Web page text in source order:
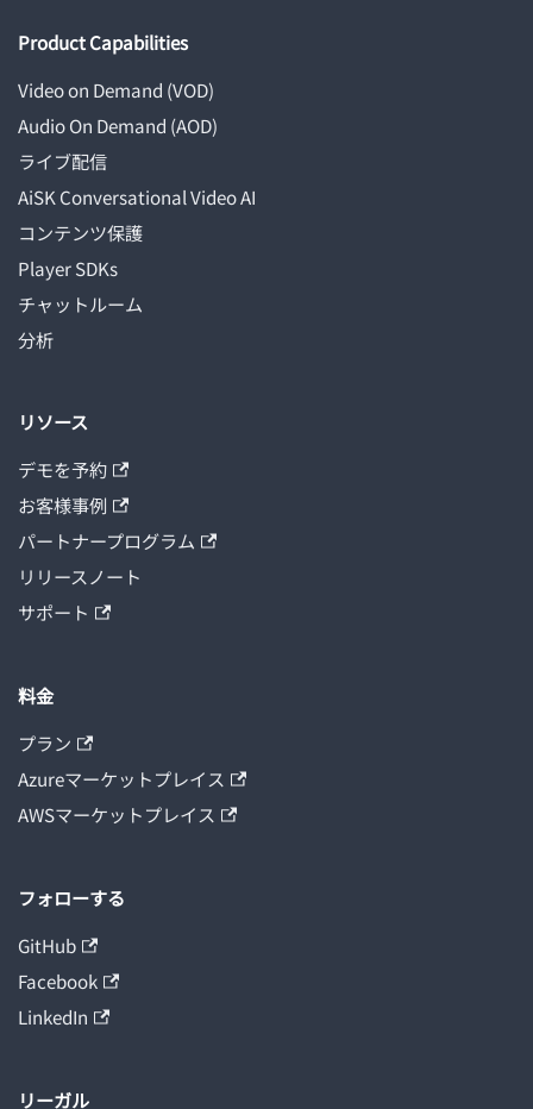
Product Capabilities
Video on Demand (VOD)
Audio On Demand (AOD)
ライブ配信
AiSK Conversational Video AI
コンテンツ保護
Player SDKs
チャットルーム
分析
リソース
デモを予約
お客様事例
パートナープログラム
リリースノート
サポート
料金
プラン
Azureマーケットプレイス
AWSマーケットプレイス
フォローする
GitHub
Facebook
LinkedIn
リーガル